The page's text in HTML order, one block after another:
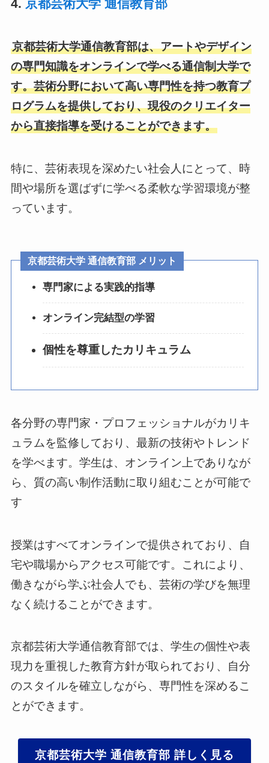
4. 京都芸術大学 通信教育部
京都芸術大学通信教育部は、アートやデザイン
の専門知識をオンラインで学べる通信制大学で
す。芸術分野において高い専門性を持つ教育プ
ログラムを提供しており、現役のクリエイター
から直接指導を受けることができます。
特に、芸術表現を深めたい社会人にとって、時
間や場所を選ばずに学べる柔軟な学習環境が整
っています。
京都芸術大学 通信教育部 メリット
専門家による実践的指導
オンライン完結型の学習
個性を尊重したカリキュラム
各分野の専門家・プロフェッショナルがカリキ
ュラムを監修しており、最新の技術やトレンド
を学べます。学生は、オンライン上でありなが
ら、質の高い制作活動に取り組むことが可能で
す
授業はすべてオンラインで提供されており、自
宅や職場からアクセス可能です。これにより、
働きながら学ぶ社会人でも、芸術の学びを無理
なく続けることができます。
京都芸術大学通信教育部では、学生の個性や表
現力を重視した教育方針が取られており、自分
のスタイルを確立しながら、専門性を深めるこ
とができます。
京都芸術大学 通信教育部 詳しく見る